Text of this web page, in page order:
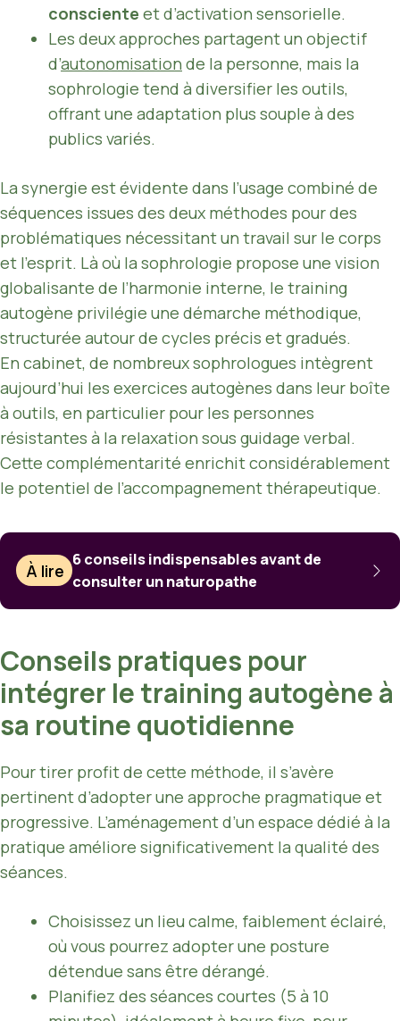
consciente et d’activation sensorielle.
Les deux approches partagent un objectif
d’autonomisation de la personne, mais la
sophrologie tend à diversifier les outils,
offrant une adaptation plus souple à des
publics variés.
La synergie est évidente dans l’usage combiné de
séquences issues des deux méthodes pour des
problématiques nécessitant un travail sur le corps
et l’esprit. Là où la sophrologie propose une vision
globalisante de l’harmonie interne, le training
autogène privilégie une démarche méthodique,
structurée autour de cycles précis et gradués.
En cabinet, de nombreux sophrologues intègrent
aujourd’hui les exercices autogènes dans leur boîte
à outils, en particulier pour les personnes
résistantes à la relaxation sous guidage verbal.
Cette complémentarité enrichit considérablement
le potentiel de l’accompagnement thérapeutique.
À lire
6 conseils indispensables avant de
consulter un naturopathe
Conseils pratiques pour
intégrer le training autogène à
sa routine quotidienne
Pour tirer profit de cette méthode, il s’avère
pertinent d’adopter une approche pragmatique et
progressive. L’aménagement d’un espace dédié à la
pratique améliore significativement la qualité des
séances.
Choisissez un lieu calme, faiblement éclairé,
où vous pourrez adopter une posture
détendue sans être dérangé.
Planifiez des séances courtes (5 à 10